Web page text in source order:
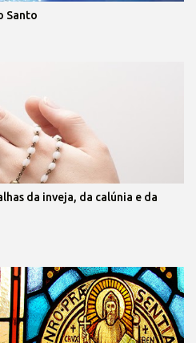
Santo
da inveja, da calúnia e da